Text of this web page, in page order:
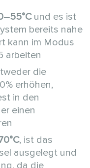
und es ist
bereits nahe
kann im Modus
arbeiten
die
erhöhen,
in den
einen
, ist das
ausgelegt und